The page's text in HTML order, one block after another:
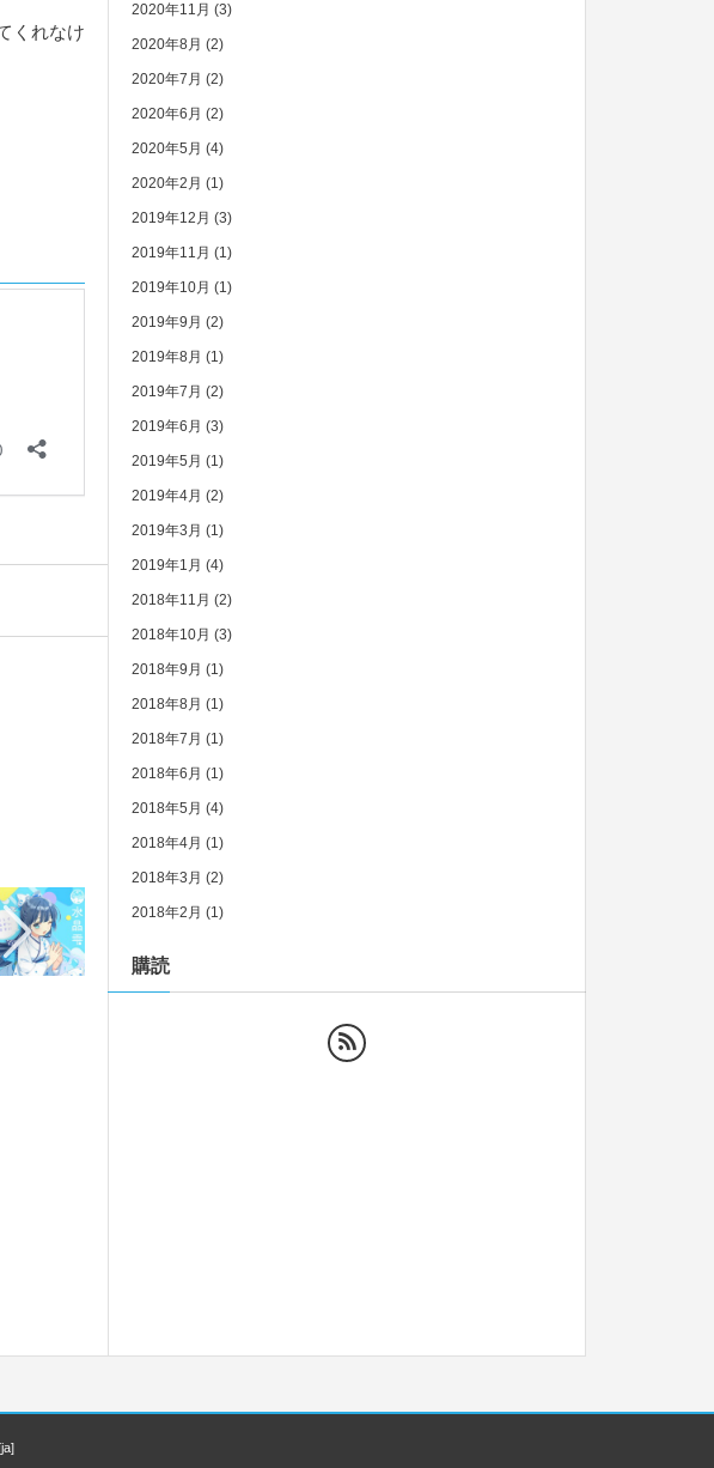
くれなけ
2020年11月 (3)
2020年8月 (2)
2020年7月 (2)
2020年6月 (2)
2020年5月 (4)
2020年2月 (1)
2019年12月 (3)
2019年11月 (1)
2019年10月 (1)
2019年9月 (2)
2019年8月 (1)
2019年7月 (2)
2019年6月 (3)
2019年5月 (1)
2019年4月 (2)
2019年3月 (1)
2019年1月 (4)
2018年11月 (2)
2018年10月 (3)
2018年9月 (1)
2018年8月 (1)
2018年7月 (1)
2018年6月 (1)
2018年5月 (4)
2018年4月 (1)
2018年3月 (2)
2018年2月 (1)
購読